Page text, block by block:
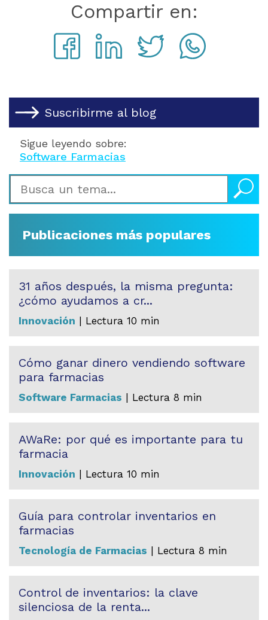
Compartir en:
Suscribirme al blog
Sigue leyendo sobre:
Software Farmacias
Publicaciones más populares
31 años después, la misma pregunta:
¿cómo ayudamos a cr...
Innovación | Lectura 10 min
Cómo ganar dinero vendiendo software
para farmacias
Software Farmacias | Lectura 8 min
AWaRe: por qué es importante para tu
farmacia
Innovación | Lectura 10 min
Guía para controlar inventarios en
farmacias
Tecnología de Farmacias | Lectura 8 min
Control de inventarios: la clave
silenciosa de la renta...